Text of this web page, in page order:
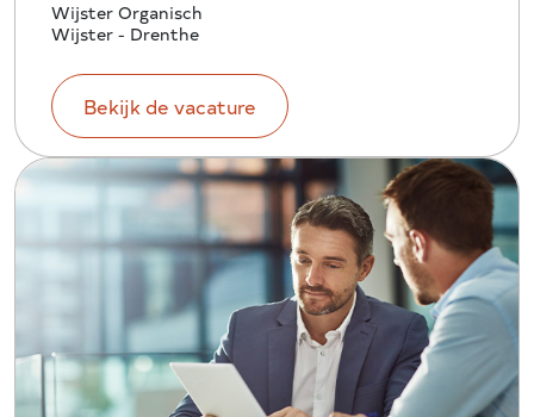
Wijster Organisch
Wijster - Drenthe
Bekijk de vacature